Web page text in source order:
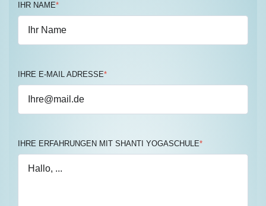
IHR NAME*
IHRE E-MAIL ADRESSE*
IHRE ERFAHRUNGEN MIT SHANTI YOGASCHULE*